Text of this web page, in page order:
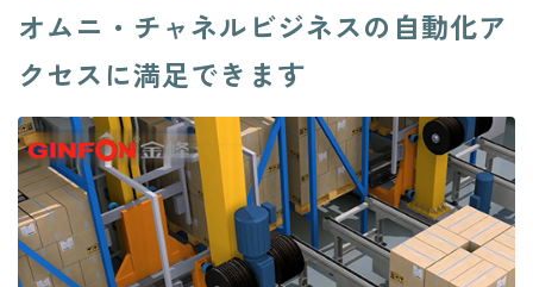
オムニ・チャネルビジネスの自動化ア
クセスに満足できます